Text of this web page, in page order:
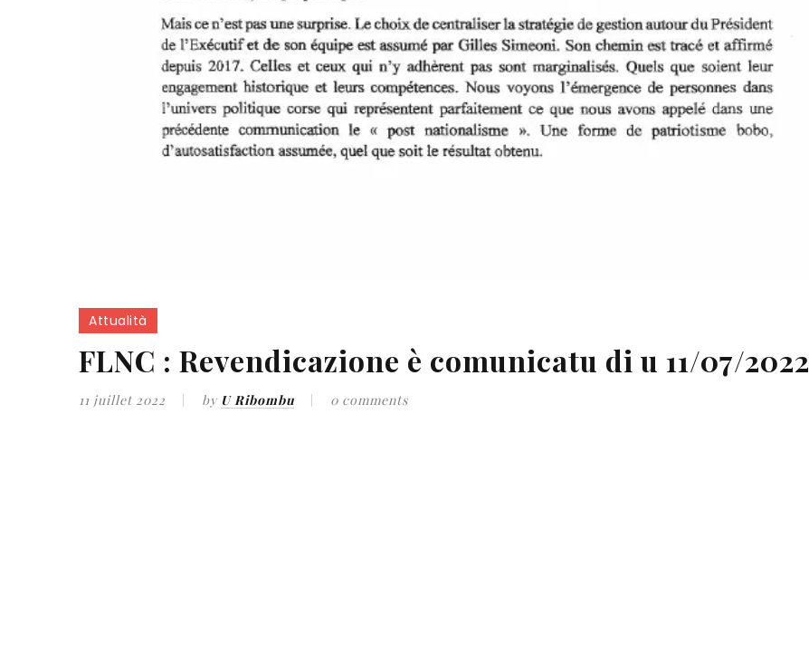
Attualità
FLNC : Revendicazione è comunicatu di u 11/07/2022
11 juillet 2022 by U Ribombu 0 comments